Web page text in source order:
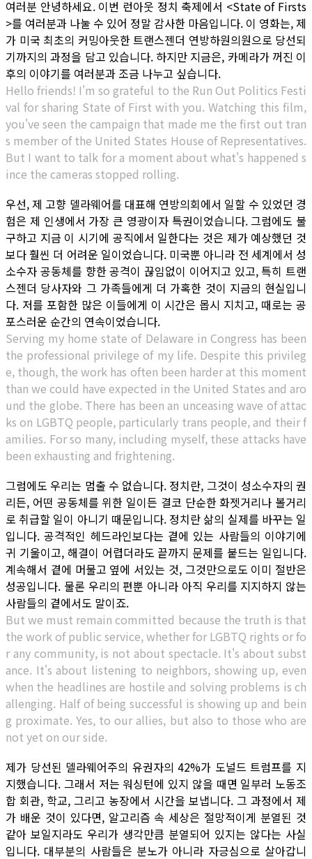
여러분 안녕하세요. 이번 런아웃 정치 축제에서 <State of Firsts
>를 여러분과 나눌 수 있어 정말 감사한 마음입니다. 이 영화는, 제
가 미국 최초의 커밍아웃한 트랜스젠더 연방하원의원으로 당선되
기까지의 과정을 담고 있습니다. 하지만 지금은, 카메라가 꺼진 이
후의 이야기를 여러분과 조금 나누고 싶습니다.
Hello friends! I'm so grateful to the Run Out Politics Festi
val for sharing State of First with you. Watching this film,
you've seen the campaign that made me the first out tran
s member of the United States House of Representatives.
But I want to talk for a moment about what's happened s
ince the cameras stopped rolling.
우선, 제 고향 델라웨어를 대표해 연방의회에서 일할 수 있었던 경
험은 제 인생에서 가장 큰 영광이자 특권이었습니다. 그럼에도 불
구하고 지금 이 시기에 공직에서 일한다는 것은 제가 예상했던 것
보다 훨씬 더 어려운 일이었습니다. 미국뿐 아니라 전 세계에서 성
소수자 공동체를 향한 공격이 끊임없이 이어지고 있고, 특히 트랜
스젠더 당사자와 그 가족들에게 더 가혹한 것이 지금의 현실입니
다. 저를 포함한 많은 이들에게 이 시간은 몹시 지치고, 때로는 공
포스러운 순간의 연속이었습니다.
Serving my home state of Delaware in Congress has been
the professional privilege of my life. Despite this privileg
e, though, the work has often been harder at this moment
than we could have expected in the United States and aro
und the globe. There has been an unceasing wave of attac
ks on LGBTQ people, particularly trans people, and their f
amilies. For so many, including myself, these attacks have
been exhausting and frightening.
그럼에도 우리는 멈출 수 없습니다. 정치란, 그것이 성소수자의 권
리든, 어떤 공동체를 위한 일이든 결코 단순한 화젯거리나 볼거리
로 취급할 일이 아니기 때문입니다. 정치란 삶의 실제를 바꾸는 일
입니다. 공격적인 헤드라인보다는 곁에 있는 사람들의 이야기에
귀 기울이고, 해결이 어렵더라도 끝까지 문제를 붙드는 일입니다.
계속해서 곁에 머물고 옆에 서있는 것, 그것만으로도 이미 절반은
성공입니다. 물론 우리의 편뿐 아니라 아직 우리를 지지하지 않는
사람들의 곁에서도 말이죠.
But we must remain committed because the truth is that
the work of public service, whether for LGBTQ rights or fo
r any community, is not about spectacle. It's about subst
ance. It's about listening to neighbors, showing up, even
when the headlines are hostile and solving problems is ch
allenging. Half of being successful is showing up and bein
g proximate. Yes, to our allies, but also to those who are
not yet on our side.
제가 당선된 델라웨어주의 유권자의 42%가 도널드 트럼프를 지
지했습니다. 그래서 저는 워싱턴에 있지 않을 때면 일부러 노동조
합 회관, 학교, 그리고 농장에서 시간을 보냅니다. 그 과정에서 제
가 배운 것이 있다면, 알고리즘 속 세상은 절망적이게 분열된 것
같아 보일지라도 우리가 생각만큼 분열되어 있지는 않다는 사실
입니다. 대부분의 사람들은 분노가 아니라 자긍심으로 살아갑니